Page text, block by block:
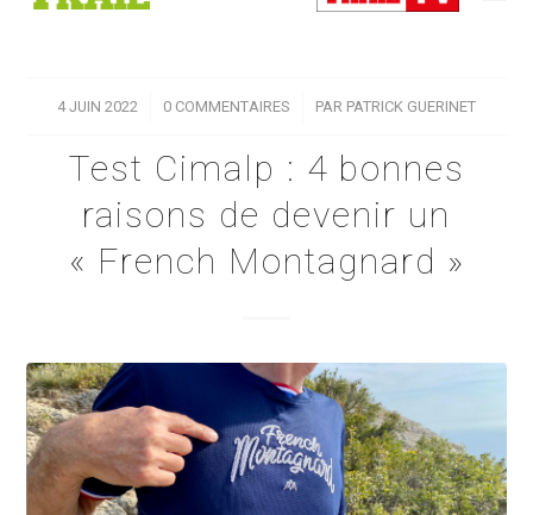
4 JUIN 2022
/ 0 COMMENTAIRES
/ PAR PATRICK GUERINET
Test Cimalp : 4 bonnes
raisons de devenir un
« French Montagnard »